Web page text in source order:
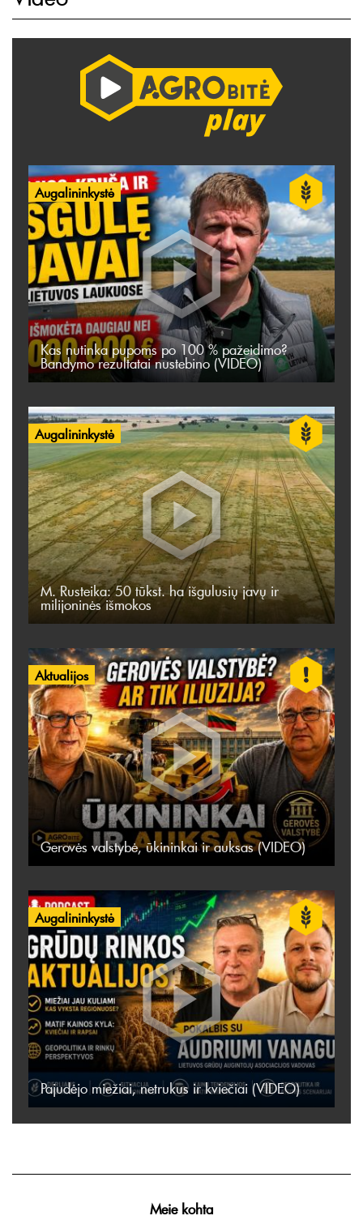
Augalininkystė
Kas nutinka pupoms po 100 % pažeidimo?
Bandymo rezultatai nustebino (VIDEO)
Augalininkystė
M. Rusteika: 50 tūkst. ha išgulusių javų ir
milijoninės išmokos
Aktualijos
Gerovės valstybė, ūkininkai ir auksas (VIDEO)
Augalininkystė
Pajudėjo miežiai, netrukus ir kviečiai (VIDEO)
Meie kohta